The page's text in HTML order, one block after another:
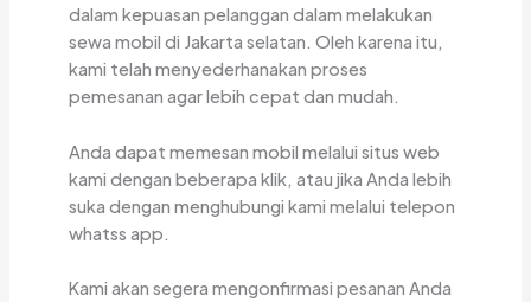
dalam kepuasan pelanggan dalam melakukan
sewa mobil di Jakarta selatan. Oleh karena itu,
kami telah menyederhanakan proses
pemesanan agar lebih cepat dan mudah.
Anda dapat memesan mobil melalui situs web
kami dengan beberapa klik, atau jika Anda lebih
suka dengan menghubungi kami melalui telepon
whatss app.
Kami akan segera mengonfirmasi pesanan Anda